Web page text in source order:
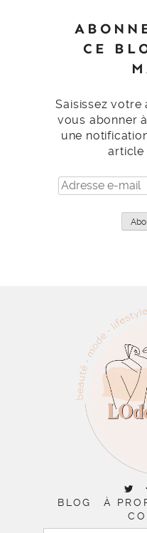
CE
Saisissez
vous abonner
une
article
Adresse
e-
BLOG À